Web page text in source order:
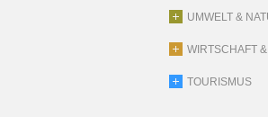
UMWELT &
WIRTSCHAFT
TOURISMUS